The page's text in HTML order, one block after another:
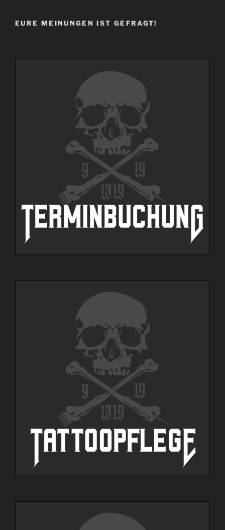
EURE MEINUNGEN IST GEFRAGT!